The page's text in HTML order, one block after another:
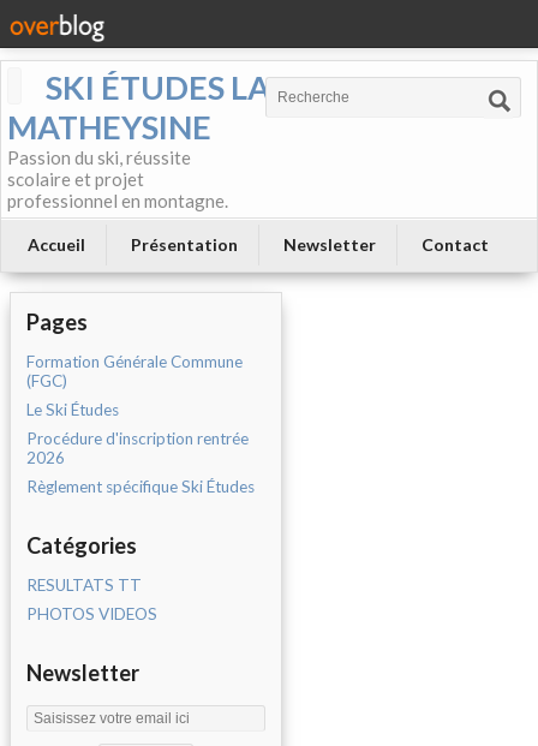
SKI ÉTUDES LA
MATHEYSINE
Passion du ski, réussite
scolaire et projet
professionnel en montagne.
Accueil Présentation Newsletter Contact
Pages
Formation Générale Commune
(FGC)
Le Ski Études
Procédure d'inscription rentrée
2026
Règlement spécifique Ski Études
Catégories
RESULTATS TT
PHOTOS VIDEOS
Newsletter